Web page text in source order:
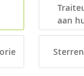
aan